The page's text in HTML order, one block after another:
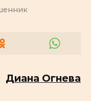
Диана Огнева